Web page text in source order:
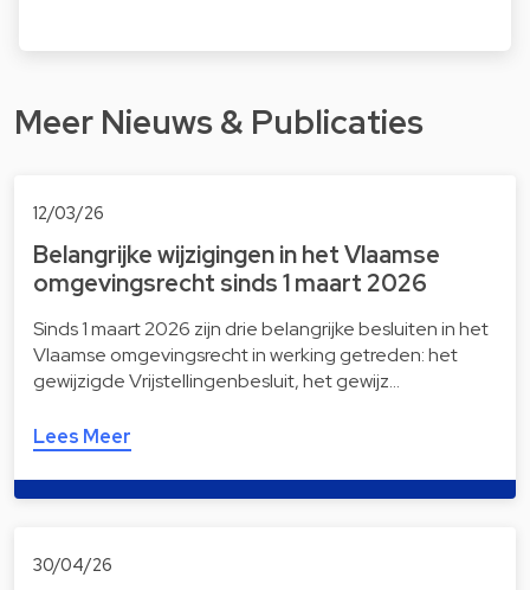
Meer Nieuws & Publicaties
12/03/26
Belangrijke wijzigingen in het Vlaamse
omgevingsrecht sinds 1 maart 2026
Sinds 1 maart 2026 zijn drie belangrijke besluiten in het
Vlaamse omgevingsrecht in werking getreden: het
gewijzigde Vrijstellingenbesluit, het gewijz…
Lees Meer
30/04/26